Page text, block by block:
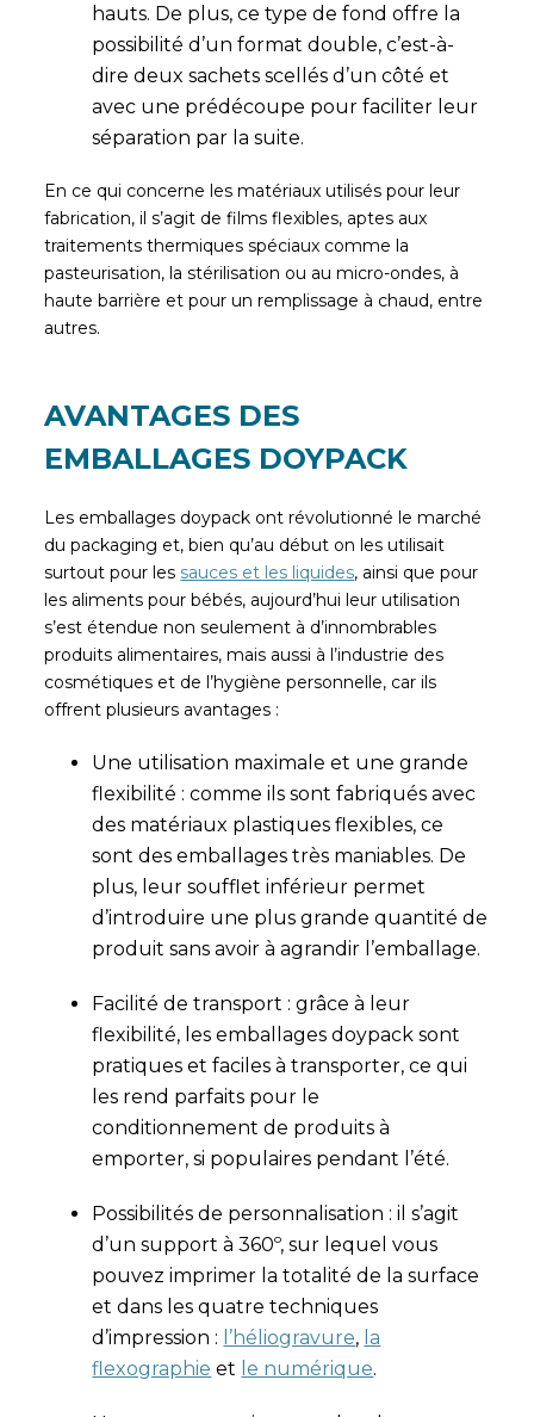
hauts. De plus, ce type de fond offre la
possibilité d’un format double, c’est-à-
dire deux sachets scellés d’un côté et
avec une prédécoupe pour faciliter leur
séparation par la suite.
En ce qui concerne les matériaux utilisés pour leur
fabrication, il s’agit de films flexibles, aptes aux
traitements thermiques spéciaux comme la
pasteurisation, la stérilisation ou au micro-ondes, à
haute barrière et pour un remplissage à chaud, entre
autres.
AVANTAGES DES
EMBALLAGES DOYPACK
Les emballages doypack ont révolutionné le marché
du packaging et, bien qu’au début on les utilisait
surtout pour les sauces et les liquides, ainsi que pour
les aliments pour bébés, aujourd’hui leur utilisation
s’est étendue non seulement à d’innombrables
produits alimentaires, mais aussi à l’industrie des
cosmétiques et de l’hygiène personnelle, car ils
offrent plusieurs avantages :
Une utilisation maximale et une grande
flexibilité : comme ils sont fabriqués avec
des matériaux plastiques flexibles, ce
sont des emballages très maniables. De
plus, leur soufflet inférieur permet
d’introduire une plus grande quantité de
produit sans avoir à agrandir l’emballage.
Facilité de transport : grâce à leur
flexibilité, les emballages doypack sont
pratiques et faciles à transporter, ce qui
les rend parfaits pour le
conditionnement de produits à
emporter, si populaires pendant l’été.
Possibilités de personnalisation : il s’agit
d’un support à 360º, sur lequel vous
pouvez imprimer la totalité de la surface
et dans les quatre techniques
d’impression : l’héliogravure, la
flexographie et le numérique.